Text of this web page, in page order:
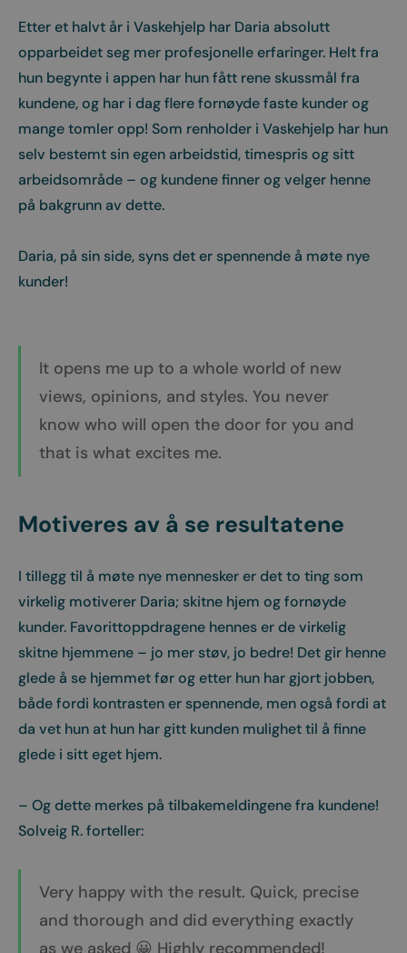
Etter et halvt år i Vaskehjelp har Daria absolutt
opparbeidet seg mer profesjonelle erfaringer. Helt fra
hun begynte i appen har hun fått rene skussmål fra
kundene, og har i dag flere fornøyde faste kunder og
mange tomler opp! Som renholder i Vaskehjelp har hun
selv bestemt sin egen arbeidstid, timespris og sitt
arbeidsområde – og kundene finner og velger henne
på bakgrunn av dette.
Daria, på sin side, syns det er spennende å møte nye
kunder!
It opens me up to a whole world of new
views, opinions, and styles. You never
know who will open the door for you and
that is what excites me.
Motiveres av å se resultatene
I tillegg til å møte nye mennesker er det to ting som
virkelig motiverer Daria; skitne hjem og fornøyde
kunder. Favorittoppdragene hennes er de virkelig
skitne hjemmene – jo mer støv, jo bedre! Det gir henne
glede å se hjemmet før og etter hun har gjort jobben,
både fordi kontrasten er spennende, men også fordi at
da vet hun at hun har gitt kunden mulighet til å finne
glede i sitt eget hjem.
– Og dette merkes på tilbakemeldingene fra kundene!
Solveig R. forteller:
Very happy with the result. Quick, precise
and thorough and did everything exactly
as we asked 😀 Highly recommended!